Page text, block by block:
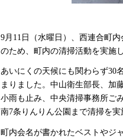
9月11日（水曜日）、西連合町
のため、町内の清掃活動を実施
あいにくの天候にも関わらず30
まりました。中山衛生部長、加
小雨も止み、中央清掃事務所ご
南7条りんりん公園まで清掃を実
町内会名が書かれたベストやジ